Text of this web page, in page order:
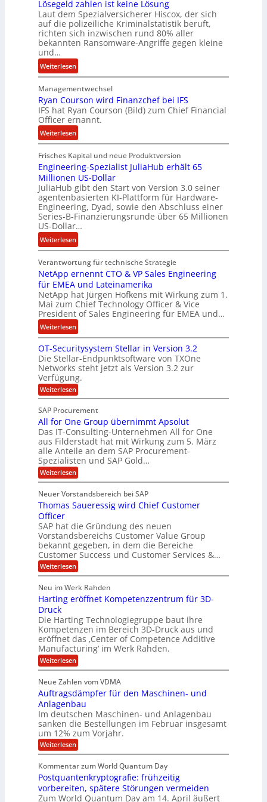
t
e
n
z
s
a
m
e
n
Lösegeld zahlen ist keine Lösung
Laut dem Spezialversicherer Hiscox, der sich
auf die polizeiliche Kriminalstatistik beruft,
richten sich inzwischen rund 80% aller
bekannten Ransomware-Angriffe gegen kleine
und…
Weiterlesen:
L
ö
s
e
g
e
l
d
z
a
h
l
e
i
s
e
i
n
e
L
ö
s
u
n
g
Managementwechsel
Ryan Courson wird Finanzchef bei IFS
IFS hat Ryan Courson (Bild) zum Chief Financial
Officer ernannt.
Weiterlesen:
R
y
a
n
C
o
u
s
o
i
r
d
F
i
n
a
n
z
c
h
f
b
e
i
I
F
S
Frisches Kapital und neue Produktversion
Engineering-Spezialist JuliaHub erhält 65
Millionen US-Dollar
JuliaHub gibt den Start von Version 3.0 seiner
agentenbasierten KI-Plattform für Hardware-
Engineering, Dyad, sowie den Abschluss einer
Series-B-Finanzierungsrunde über 65 Millionen
US-Dollar…
Weiterlesen:
E
n
g
n
e
e
r
i
n
g
-
S
p
e
z
i
a
l
i
s
u
l
i
a
H
u
b
e
r
ä
l
t
6
5
M
i
l
l
i
o
n
U
S
Verantwortung für technische Strategie
NetApp ernennt CTO & VP Sales Engineering
für EMEA und Lateinamerika
NetApp hat Jürgen Hofkens mit Wirkung zum 1.
Mai zum Chief Technology Officer & Vice
President of Sales Engineering für EMEA und…
Weiterlesen:
N
e
t
A
p
p
n
e
n
n
t
C
T
O
V
P
S
a
l
e
s
n
g
i
n
e
r
i
n
g
f
ü
r
E
M
E
OT-Securitysystem Stellar in Version 3.2
Die Stellar-Endpunktsoftware von TXOne
Networks steht jetzt als Version 3.2 zur
Verfügung.
Weiterlesen:
O
-
S
e
c
u
r
i
t
y
y
s
e
m
S
t
e
l
l
r
i
e
r
s
i
o
n
3
.
2
SAP Procurement
All for One Group übernimmt Apsolut
Das IT-Consulting-Unternehmen All for One
aus Filderstadt hat mit Wirkung zum 5. März
alle Anteile an dem SAP Procurement-
Spezialisten und SAP Gold…
Weiterlesen:
A
l
f
r
O
n
e
G
r
o
p
ü
r
n
i
m
m
t
A
p
s
o
l
u
t
Neuer Vorstandsbereich bei SAP
Thomas Saueressig wird Chief Customer
Officer
SAP hat die Gründung des neuen
Vorstandsbereichs Customer Value Group
bekannt gegeben, in dem die Bereiche
Customer Success und Customer Services &…
Weiterlesen:
T
o
m
S
a
u
e
r
e
s
i
g
w
i
r
d
C
h
i
e
f
C
u
s
Neu im Werk Rahden
Harting eröffnet Kompetenzzentrum für 3D-
Druck
Die Harting Technologiegruppe baut ihre
Kompetenzen im Bereich 3D-Druck aus und
eröffnet das ‚Center of Competence Additive
Manufacturing‘ im Werk Rahden.
Weiterlesen:
H
r
t
i
n
g
e
r
ö
f
n
e
t
K
Neue Zahlen vom VDMA
Auftragsdämpfer für den Maschinen- und
Anlagenbau
Im deutschen Maschinen- und Anlagenbau
sanken die Bestellungen im Februar insgesamt
um 12% zum Vorjahr.
Weiterlesen:
A
f
t
r
a
Kommentar zum World Quantum Day
Postquantenkryptografie: frühzeitig
vorbereiten, spätere Störungen vermeiden
Zum World Quantum Day am 14. April äußert